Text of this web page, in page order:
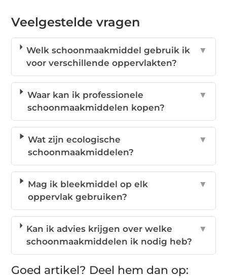
Veelgestelde vragen
Welk schoonmaakmiddel gebruik ik
voor verschillende oppervlakten?
▼
Waar kan ik professionele
schoonmaakmiddelen kopen?
▼
Wat zijn ecologische
schoonmaakmiddelen?
▼
Mag ik bleekmiddel op elk
oppervlak gebruiken?
▼
Kan ik advies krijgen over welke
schoonmaakmiddelen ik nodig heb?
▼
Goed artikel? Deel hem dan op: